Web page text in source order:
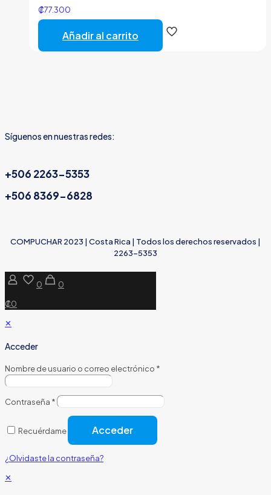
₡77.300
Añadir al carrito
Síguenos en nuestras redes:
+506 2263-5353
+506 8369-6828
COMPUCHAR 2023 | Costa Rica | Todos los derechos reservados |
2263-5353
0
0
₡0
✕
Acceder
Nombre de usuario o correo electrónico *
Contraseña *
Recuérdame Acceder
¿Olvidaste la contraseña?
✕